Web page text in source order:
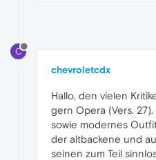
C
chevroletcdx
Hallo, den vielen
gern Opera (Vers.
sowie modernes
der altbackene und
seinen zum Teil